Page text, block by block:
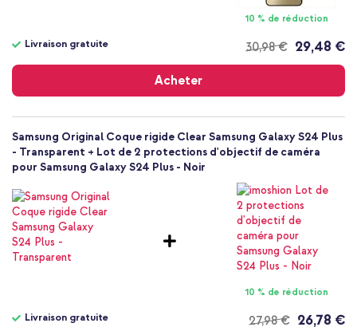
Arrière & latérale
10 % de réduction
30,98 €
Livraison gratuite 29,48 €
Acheter
gratuite
Samsung Original Coque rigide Clear Samsung Galaxy S24 Plus
- Transparent + Lot de 2 protections d'objectif de caméra
pour Samsung Galaxy S24 Plus - Noir
10 % de réduction
27,98 €
Livraison gratuite 26,78 €